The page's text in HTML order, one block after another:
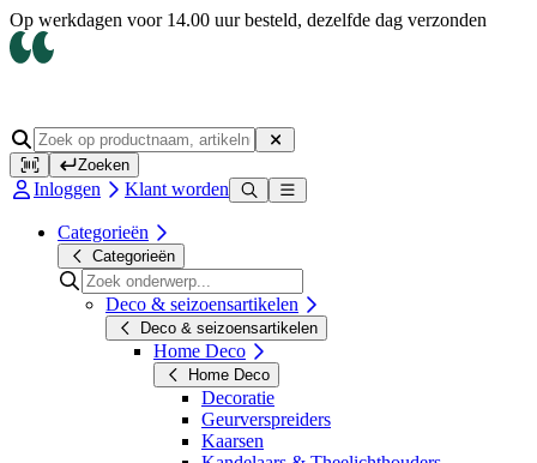
Op werkdagen voor 14.00 uur besteld, dezelfde dag verzonden
Zoeken
Inloggen Klant worden
Categorieën
Categorieën
Deco & seizoensartikelen
Deco & seizoensartikelen
Home Deco
Home Deco
Decoratie
Geurverspreiders
Kaarsen